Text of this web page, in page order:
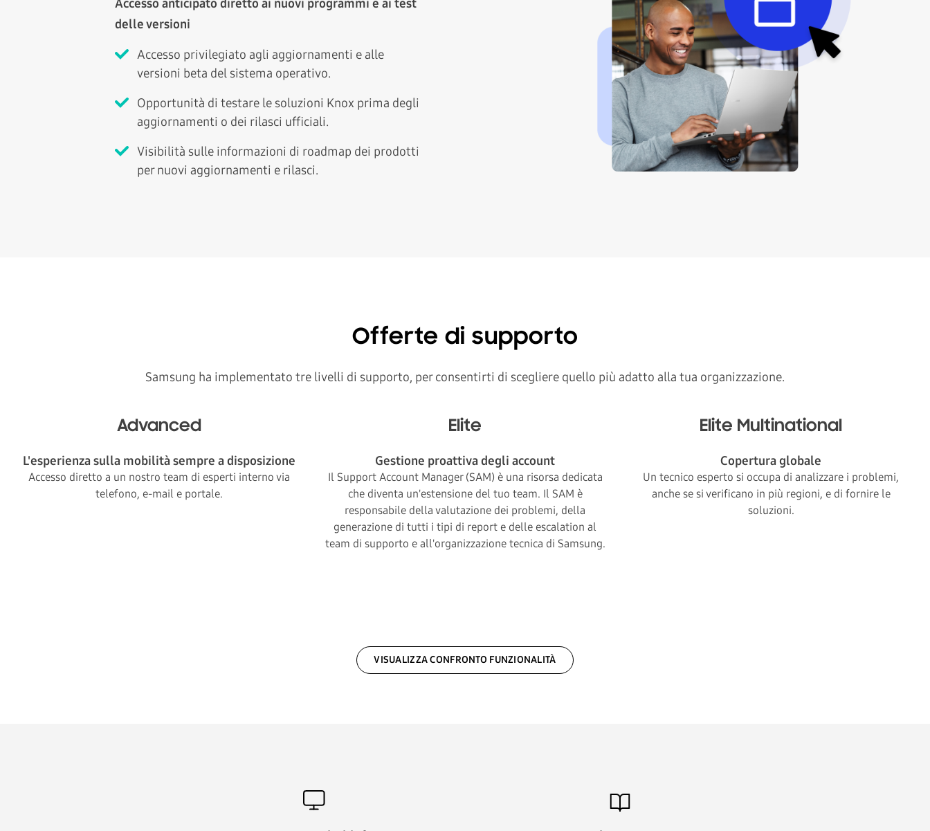
Accesso anticipato diretto ai nuovi programmi e ai test
delle versioni
Accesso privilegiato agli aggiornamenti e alle
versioni beta del sistema operativo.
Opportunità di testare le soluzioni Knox prima degli
aggiornamenti o dei rilasci ufficiali.
Visibilità sulle informazioni di roadmap dei prodotti
per nuovi aggiornamenti e rilasci.
Offerte di supporto
Samsung ha implementato tre livelli di supporto, per consentirti di scegliere quello più adatto alla tua organizzazione.
Advanced
L'esperienza sulla mobilità sempre a disposizione
Accesso diretto a un nostro team di esperti interno via
telefono, e-mail e portale.
Elite
Gestione proattiva degli account
Il Support Account Manager (SAM) è una risorsa dedicata
che diventa un'estensione del tuo team. Il SAM è
responsabile della valutazione dei problemi, della
generazione di tutti i tipi di report e delle escalation al
team di supporto e all'organizzazione tecnica di Samsung.
Elite Multinational
Copertura globale
Un tecnico esperto si occupa di analizzare i problemi,
anche se si verificano in più regioni, e di fornire le
soluzioni.
VISUALIZZA CONFRONTO FUNZIONALITÀ